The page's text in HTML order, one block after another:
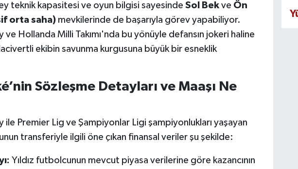
teknik kapasitesi ve oyun bilgisi sayesinde Sol Bekve Ön
orta saha)mevkilerinde de başarıyla görev yapabiliyor.
Hollanda Milli Takımı'nda bu yönüyle defansın jokeri haline
ekibin savunma kurgusuna büyük bir esneklik
Sözleşme Detayları ve Maaşı Ne
Premier Lig ve Şampiyonlar Ligi şampiyonlukları yaşayan
transferiyle ilgili öne çıkan finansal veriler şu şekilde:
Yıldız futbolcunun mevcut piyasa verilerine göre kazancının